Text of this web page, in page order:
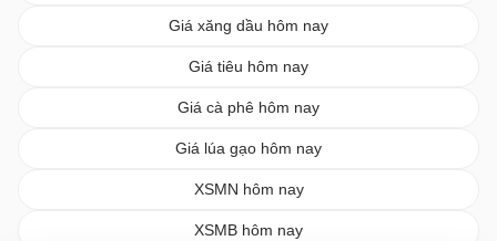
Giá xăng dầu hôm nay
Giá tiêu hôm nay
Giá cà phê hôm nay
Giá lúa gạo hôm nay
XSMN hôm nay
XSMB hôm nay